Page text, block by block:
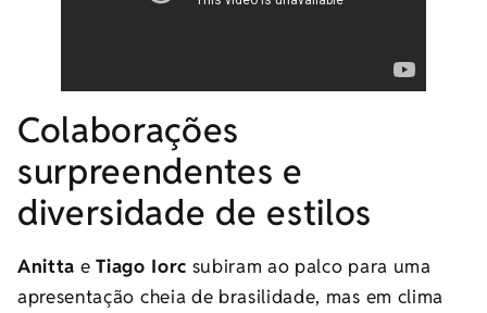
Colaborações
surpreendentes e
diversidade de estilos
Anitta eTiago Iorc subiram ao palco para uma
apresentação cheia de brasilidade, mas em clima